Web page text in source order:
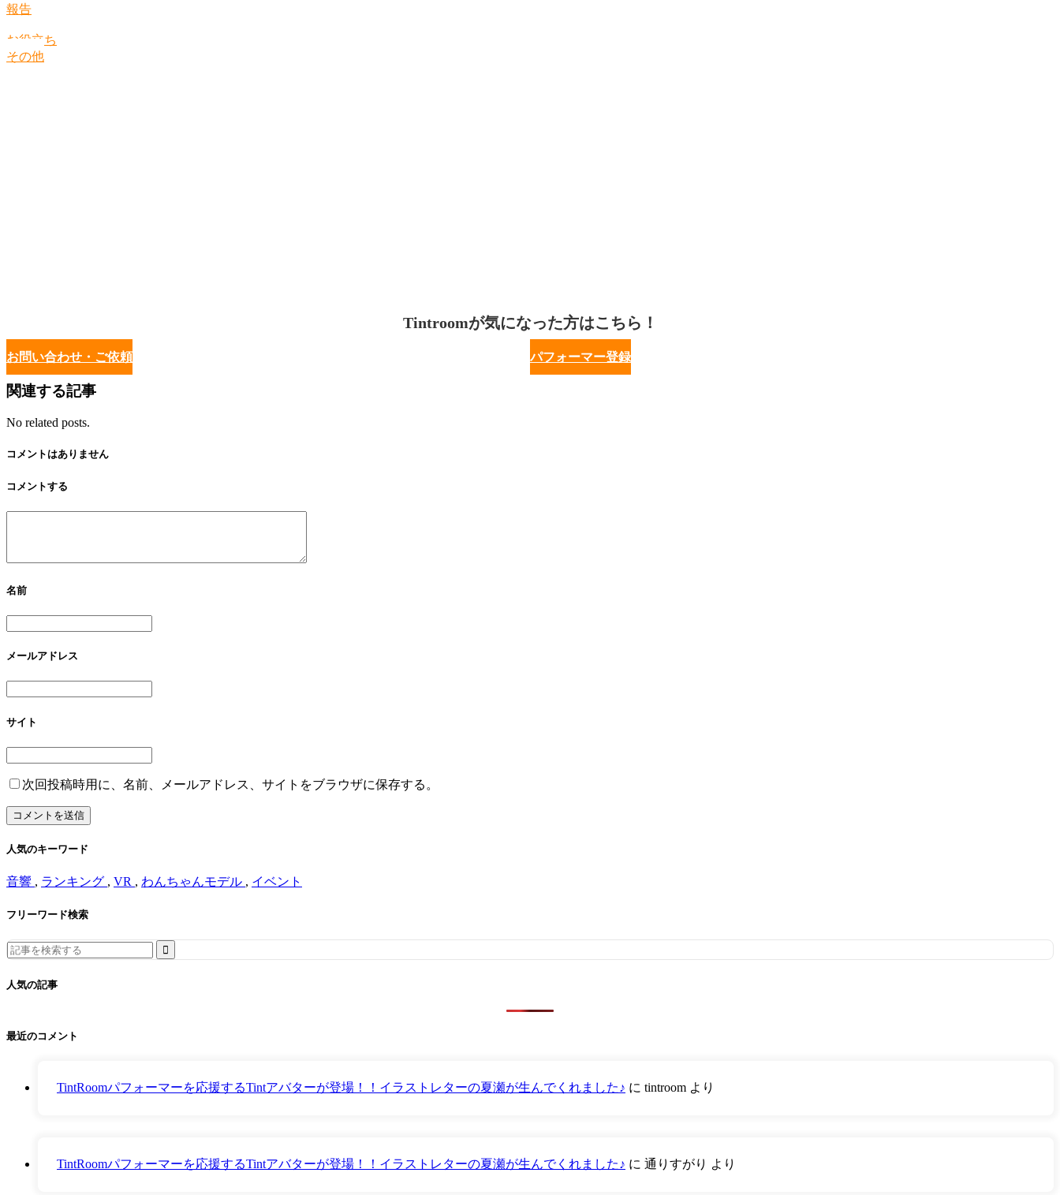
報告
お役立ち
その他
Tintroomが気になった方はこちら！
お問い合わせ・ご依頼 パフォーマー登録
関連する記事
No related posts.
コメントはありません
コメントする
名前
メールアドレス
サイト
次回投稿時用に、名前、メールアドレス、サイトをブラウザに保存する。
人気のキーワード
音響 , ランキング , VR , わんちゃんモデル , イベント
フリーワード検索
Search
for:
人気の記事
最近のコメント
TintRoomパフォーマーを応援するTintアバターが登場！！イラストレターの夏瀬が生んでくれました♪ に tintroom より
TintRoomパフォーマーを応援するTintアバターが登場！！イラストレターの夏瀬が生んでくれました♪ に 通りすがり より